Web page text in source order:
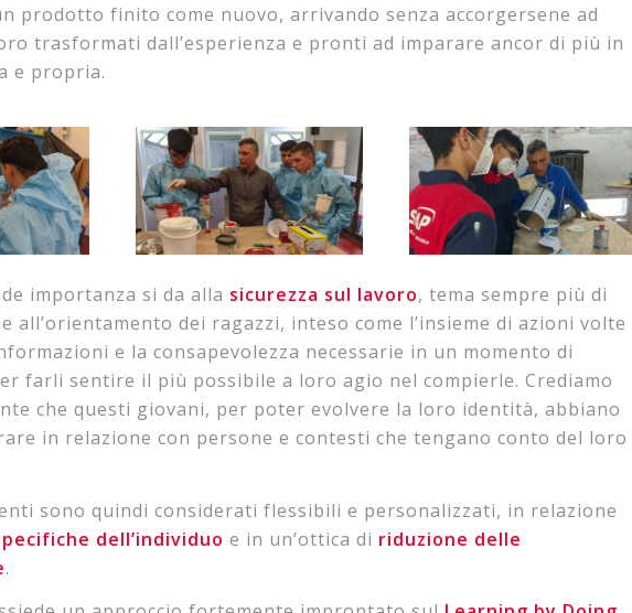
prodotto finito come nuovo, arrivando senza accorgersene ad
trasformati dall’esperienza e pronti ad imparare ancor di più in
e propria.
importanza si da alla sicurezza sul lavoro, tema sempre più di
all’orientamento dei ragazzi, inteso come l’insieme di azioni volte
e la consapevolezza necessarie in un momento di
farli sentire il più possibile a loro agio nel compierle. Crediamo
che questi giovani, per poter evolvere la loro identità, abbiano
in relazione con persone e contesti che tengano conto del loro
sono quindi considerati flessibili e personalizzati, in relazione
dell’individuo e in un’ottica di riduzione delle
.